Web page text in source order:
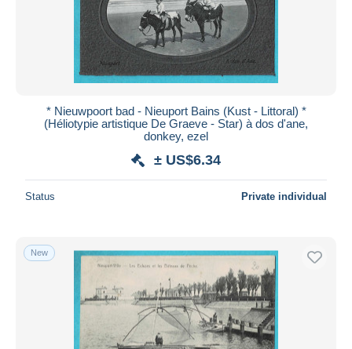
* Nieuwpoort bad - Nieuport Bains (Kust - Littoral) *
(Héliotypie artistique De Graeve - Star) à dos d'ane,
donkey, ezel
± US$6.34
Status Private individual
New